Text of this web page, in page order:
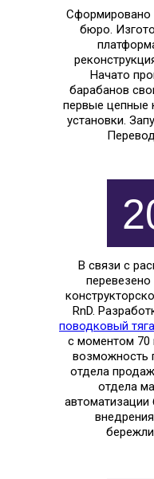
Сформировано
бюро.
Начато
барабанов
первые цепные
установки.
В связи с
RnD.
поводковый
с моментом 70
возможность
отдела
отдела